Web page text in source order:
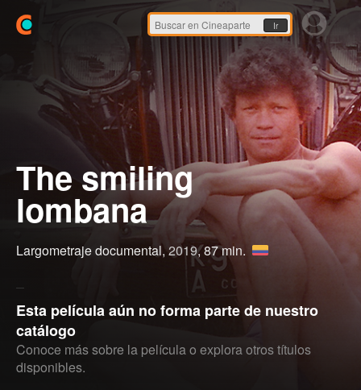
Ir
The smiling
lombana
Largometraje documental,2019, 87 min.
Esta película aún no forma parte de nuestro
catálogo
Conoce más sobre la película o explora otros títulos
disponibles.